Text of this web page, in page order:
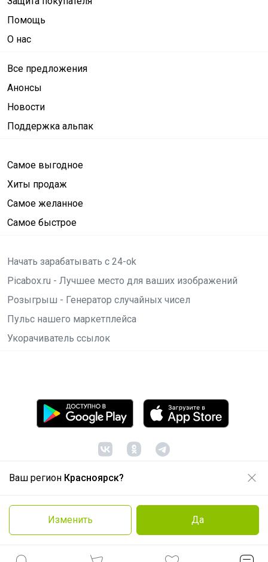
Ваш регион Красноярск?
Изменить Да
Помощь
О нас
Все предложения
Анонсы
Новости
Поддержка альпак
Самое выгодное
Хиты продаж
Самое желанное
Самое быстрое
Начать зарабатывать с 24-ok
Picabox.ru - Лучшее место для ваших изображений
Розыгрыш - Генератор случайных чисел
Пульс нашего маркетплейса
Укорачиватель ссылок
© ООО "Лявита", ОГРН 1122468054070, 2012 -2026
Политика конфиденциальности
Cоглашение пользователя